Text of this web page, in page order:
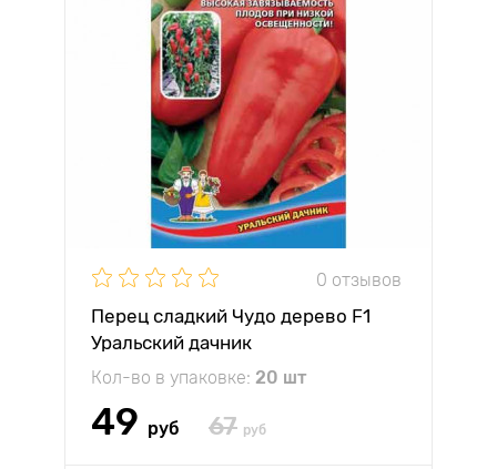
0 отзывов
Перец сладкий Чудо дерево F1
Уральский дачник
Кол-во в упаковке: 20 шт
49 руб 67 руб